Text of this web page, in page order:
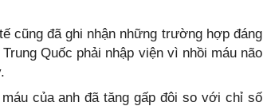
cũng đã ghi nhận những trường hợp đáng
Quốc phải nhập viện vì nhồi máu não
của anh đã tăng gấp đôi so với chỉ số